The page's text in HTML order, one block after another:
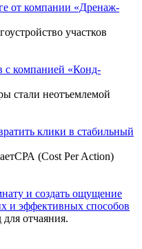
от компании «Дренаж-
участков
с компанией «Конд-
стали неотъемлемой
клики в стабильный
(Cost Per Action)
и создать ощущение
и эффективных способов
отчаяния.